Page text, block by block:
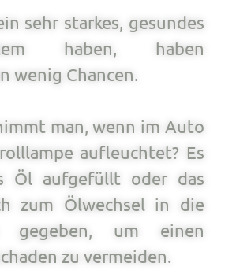
sehr starkes, gesundes
haben, haben
wenig Chancen.
man, wenn im Auto
aufleuchtet? Es
Öl aufgefüllt oder das
zum Ölwechsel in die
gegeben, um einen
zu vermeiden.